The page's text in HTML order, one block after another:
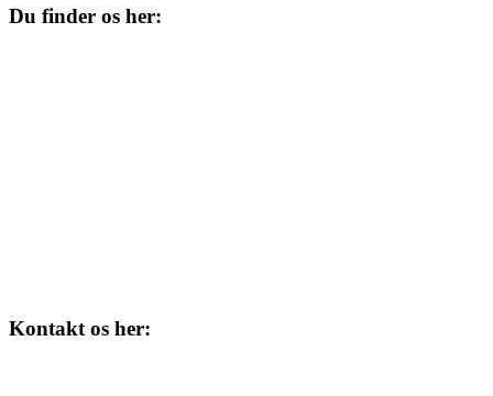
Du finder os her:
Kontakt os her: